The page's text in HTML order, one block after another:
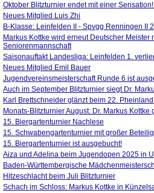
Oktober Blitzturnier endet mit einer
Neues Mitglied Luis Zhi
B-Klasse: Leinfelden II - Spvgg Renningen II
Markus Kottke wird erneut Deutscher Meister
Seniorenmannschaft
Saisonauftakt Landesliga: Leinfelden 1.
Neues Mitglied Emil Bauer
Jugendvereinsmeisterschaft Runde 6 ist
Auch im September Blitzturnier siegt Dr.
Karl Brettschneider glänzt beim 22.
Monats-Blitzturnier August: Dr. Markus Kottke
15. Biergartenturnier Nachlese
15. Schwabengartenturnier mit großer
15. Biergartenturnier ist ausgebucht!
Aiza und Adelina beim Jugendopen 2025 in
Baden-Württembergische
Hitzeschlacht beim Juli Blitzturnier
Schach im Schloss: Markus Kottke in